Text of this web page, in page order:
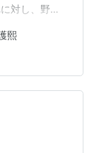
対し、野党
1993年に
結集し、自
時代と対比
景に政治改革
壊した。細
熙